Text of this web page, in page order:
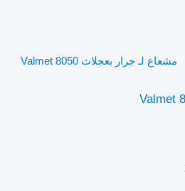
مشعاع لـ جرار بعجلات Valmet 8050